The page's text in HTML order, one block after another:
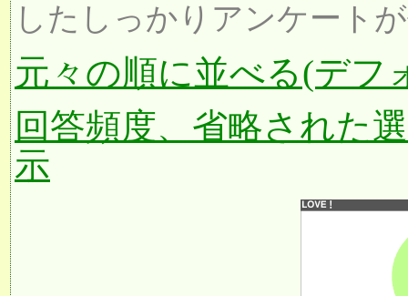
したしっかりアンケート
元々の順に並べる(デフ
回答頻度、省略された
示